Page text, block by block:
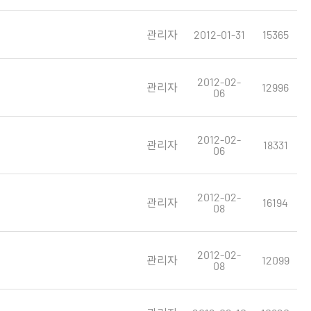
관리자 2012-01-31 15365
관리자
2012-02-
06
12996
관리자
2012-02-
06
18331
관리자
2012-02-
08
16194
관리자
2012-02-
08
12099